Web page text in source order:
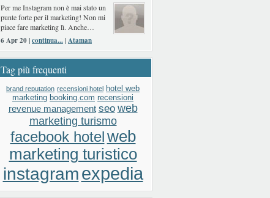
Per me Instagram non è mai stato un
punte forte per il marketing! Non mi
piace fare marketing lì. Anche…
6 Apr 20 |continua...|Ataman
Tag più frequenti
brand reputation recensioni hotel hotel web
marketing booking.com recensioni
revenue management seo web
marketing turismo
facebook hotelweb
marketing turistico
instagramexpedia